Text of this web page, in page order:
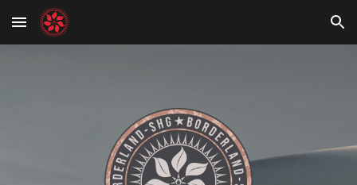
Skip to main content Skip to navigation